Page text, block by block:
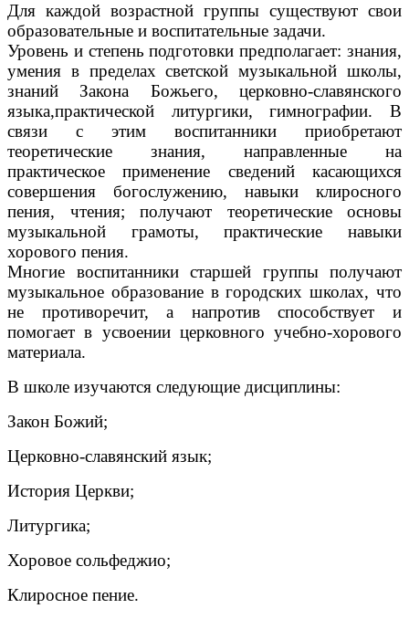
Для каждой возрастной группы существуют свои
образовательные и воспитательные задачи.
Уровень и степень подготовки предполагает: знания,
умения в пределах светской музыкальной школы,
знаний Закона Божьего, церковно-славянского
языка,практической литургики, гимнографии. В
связи с этим воспитанники приобретают
теоретические знания, направленные на
практическое применение сведений касающихся
совершения богослужению, навыки клиросного
пения, чтения; получают теоретические основы
музыкальной грамоты, практические навыки
хорового пения.
Многие воспитанники старшей группы получают
музыкальное образование в городских школах, что
не противоречит, а напротив способствует и
помогает в усвоении церковного учебно-хорового
материала.
В школе изучаются следующие дисциплины:
Закон Божий;
Церковно-славянский язык;
История Церкви;
Литургика;
Хоровое сольфеджио;
Клиросное пение.